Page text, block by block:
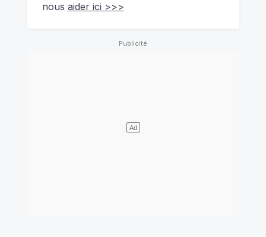
nous aider ici >>>